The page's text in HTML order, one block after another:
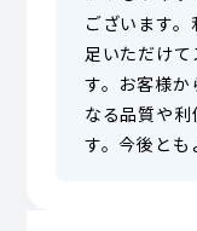
ございます
足いただけ
す。お客様
なる品質や
す。今後とも